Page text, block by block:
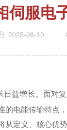
伺服电
2025-08-10
日益增长。面对
电能传输特
定义、核心